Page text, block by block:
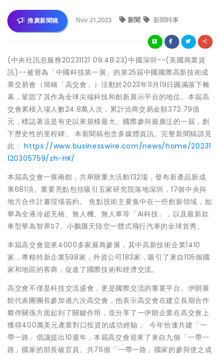
推廣新聞稿 Nov 21,2023 新聞 新聞時事
(中央社訊息服務20231121 09:48:23)中國深圳--(美國商業資
訊)--被譽為「中國科技第一展」的第25屆中國國際高新技術成
果交易會（簡稱「高交會」）活動於2023年11月19日圓滿落下帷
幕，鞏固了其作為全球尖端科技和創新展示平台的地位。本屆高
交會累積入場人數24.8萬人次，累計洽商交易金額372.79億
元，標誌著這是有史以來規模最大、國際參與最廣泛的一屆，創
下歷史性的里程碑。 本新聞稿包含多媒體資訊。完整新聞稿請見
此：https://www.businesswire.com/news/home/20231
120305759/zh-HK/
本屆高交會一展兩館，共舉辦重大活動132場，發布新產品新成
果681項。重要亮點包括吸引五家研究院落地深圳，17個中央與
地方合作計畫現場簽約。 焦點技術主要集中在一些創新領域，如
華為全液冷超充樁、無人機、無人車等「AI科技」，以及最新款
車型華為智界S7、小鵬匯天陸空一體式飛行汽車的全球首秀。
本屆高交會迎來4000多家展商參展，其中高新技術企業1410
家，專精特新企業598家，外資公司183家，吸引了來自105個國
家和地區的客商，促進了國際技術和經濟交流。
高交會不僅是科技交流盛會，更是國際交流的重要平台。伊朗展
館代表團團長參加過六次高交會，他表示高交會在建立長期合作
夥伴關係方面起到了關鍵作用，並分享了一伊朗企業在高交會上
獲得400萬美元產業對口投資的成功經驗 。 今年恰逢共建「一
帶一路」倡議提出10週年，本屆高交會迎來了來自九個「一帶一
路」國家的部長級官員。共76個「一帶一路」國家的參與使之成